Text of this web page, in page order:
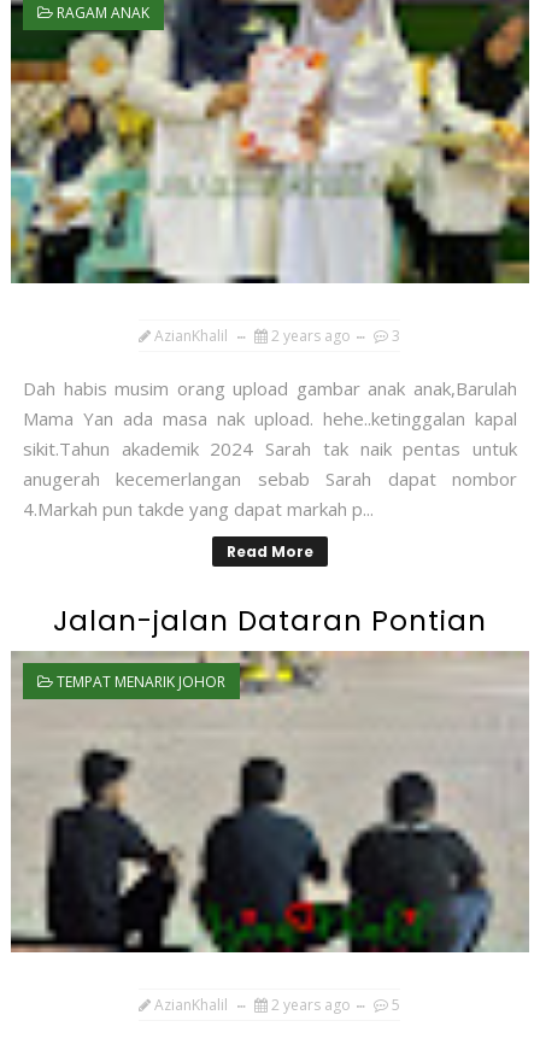
RAGAM ANAK
AzianKhalil 2 years ago 3
Dah habis musim orang upload gambar anak anak,Barulah
Mama Yan ada masa nak upload. hehe..ketinggalan kapal
sikit.Tahun akademik 2024 Sarah tak naik pentas untuk
anugerah kecemerlangan sebab Sarah dapat nombor
4.Markah pun takde yang dapat markah p...
Read More
Jalan-jalan Dataran Pontian
TEMPAT MENARIK JOHOR
AzianKhalil 2 years ago 5